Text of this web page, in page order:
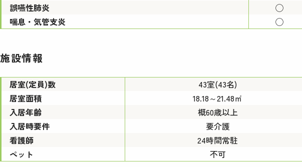
誤嚥性肺炎
◯
喘息・気管支炎
◯
施設情報
居室(定員)数
43室(43名)
居室面積
18.18～21.48㎡
入居年齢
概60歳以上
入居時要件
要介護
看護師
24時間常駐
ペット
不可